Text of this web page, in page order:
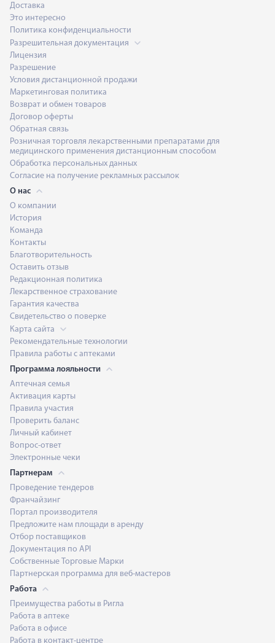
Доставка
Это интересно
Политика конфиденциальности
Разрешительная документация
Лицензия
Разрешение
Условия дистанционной продажи
Маркетинговая политика
Возврат и обмен товаров
Договор оферты
Обратная связь
Розничная торговля лекарственными препаратами для
медицинского применения дистанционным способом
Обработка персональных данных
Согласие на получение рекламных рассылок
О нас
О компании
История
Команда
Контакты
Благотворительность
Оставить отзыв
Редакционная политика
Лекарственное страхование
Гарантия качества
Свидетельство о поверке
Карта сайта
Рекомендательные технологии
Правила работы с аптеками
Программа лояльности
Аптечная семья
Активация карты
Правила участия
Проверить баланс
Личный кабинет
Вопрос-ответ
Электронные чеки
Партнерам
Проведение тендеров
Франчайзинг
Портал производителя
Предложите нам площади в аренду
Отбор поставщиков
Документация по API
Собственные Торговые Марки
Партнерская программа для веб-мастеров
Работа
Преимущества работы в Ригла
Работа в аптеке
Работа в офисе
Работа в контакт-центре